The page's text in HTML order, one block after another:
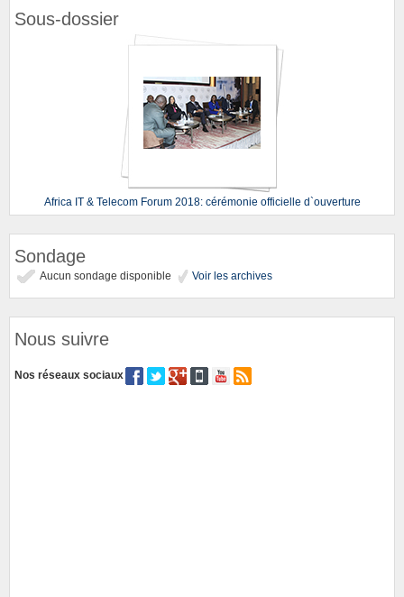
Sous-dossier
Africa IT & Telecom Forum 2018: cérémonie officielle d`ouverture
Sondage
Aucun sondage disponible Voir les archives
Nous suivre
Nos réseaux sociaux